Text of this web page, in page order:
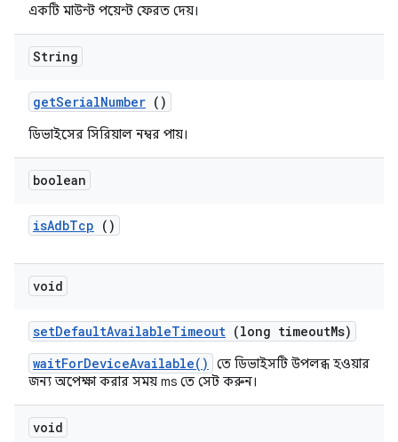
একটি মাউন্ট পয়েন্ট ফেরত দেয়।
String
getSerialNumber ()
ডিভাইসের সিরিয়াল নম্বর পায়।
boolean
isAdbTcp ()
void
setDefaultAvailableTimeout (long timeoutMs)
waitForDeviceAvailable()
তে ডিভাইসটি উপলব্ধ হওয়ার
জন্য অপেক্ষা করার সময় ms তে সেট করুন।
void